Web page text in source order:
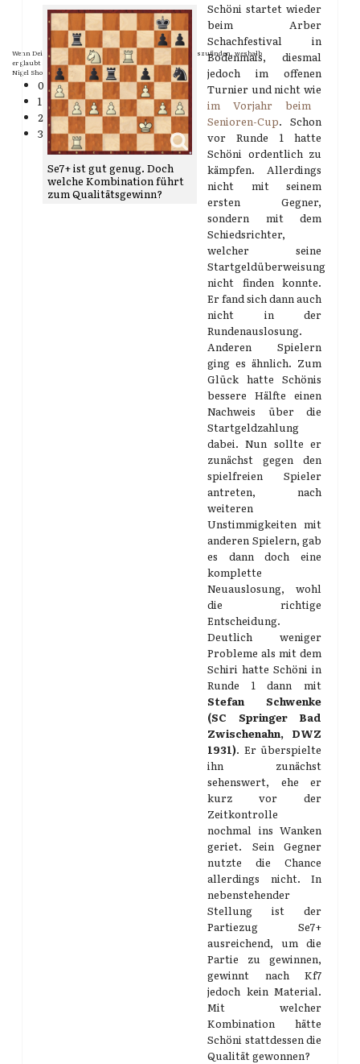
Wenn Dein Gegner Dir ein Remis anbietet, versuch herauszufinden, weshalb
er glaubt schlechter zu stehen.
Nigel Short
0
1
2
3
Se7+ ist gut genug. Doch
welche Kombination führt
zum Qualitätsgewinn?
Schöni startet wieder
beim Arber
Schachfestival in
Bodenmais, diesmal
jedoch im offenen
Turnier und nicht wie
im Vorjahr beim
Senioren-Cup. Schon
vor Runde 1 hatte
Schöni ordentlich zu
kämpfen. Allerdings
nicht mit seinem
ersten Gegner,
sondern mit dem
Schiedsrichter,
welcher seine
Startgeldüberweisung
nicht finden konnte.
Er fand sich dann auch
nicht in der
Rundenauslosung.
Anderen Spielern
ging es ähnlich. Zum
Glück hatte Schönis
bessere Hälfte einen
Nachweis über die
Startgeldzahlung
dabei. Nun sollte er
zunächst gegen den
spielfreien Spieler
antreten, nach
weiteren
Unstimmigkeiten mit
anderen Spielern, gab
es dann doch eine
komplette
Neuauslosung, wohl
die richtige
Entscheidung.
Deutlich weniger
Probleme als mit dem
Schiri hatte Schöni in
Runde 1 dann mit
Stefan Schwenke
(SC Springer Bad
Zwischenahn, DWZ
1931). Er überspielte
ihn zunächst
sehenswert, ehe er
kurz vor der
Zeitkontrolle
nochmal ins Wanken
geriet. Sein Gegner
nutzte die Chance
allerdings nicht. In
nebenstehender
Stellung ist der
Partiezug Se7+
ausreichend, um die
Partie zu gewinnen,
gewinnt nach Kf7
jedoch kein Material.
Mit welcher
Kombination hätte
Schöni stattdessen die
Qualität gewonnen?